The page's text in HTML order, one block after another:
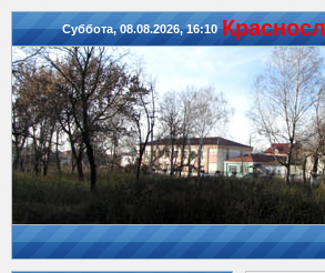
Суббота, 08.08.2026, 16:10